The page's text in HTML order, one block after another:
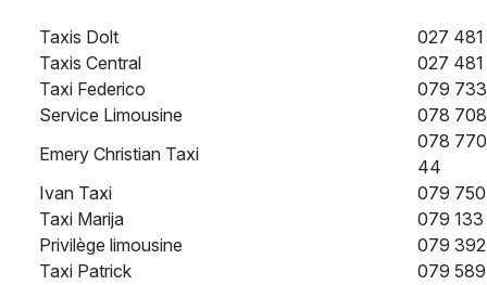
Taxis Dolt
027
Taxis Central
027
Taxi Federico
079
Service Limousine
078
Emery Christian Taxi
078
44
Ivan Taxi
079
Taxi Marija
079
Privilège limousine
079
Taxi Patrick
079